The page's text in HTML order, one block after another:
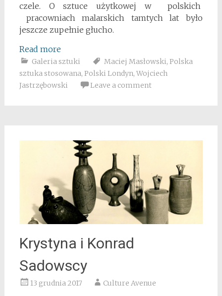
czele. O sztuce użytkowej w polskich
pracowniach malarskich tamtych lat było
jeszcze zupełnie głucho.
Read more
Galeria sztuki Maciej Masłowski, Polska
sztuka stosowana, Polski Londyn, Wojciech
Jastrzębowski
Leave a comment
Krystyna i Konrad
Sadowscy
13 grudnia 2017 Culture Avenue